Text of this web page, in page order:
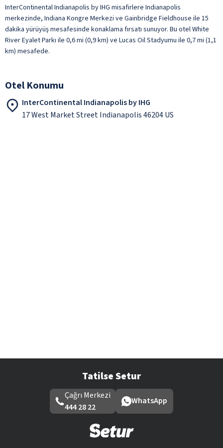
InterContinental Indianapolis by IHG misafirlere Indianapolis
merkezinde, Indiana Kongre Merkezi ve Gainbridge Fieldhouse ile 15
dakika yürüyüş mesafesinde konaklama fırsatı sunuyor. Bu otel White
River Eyalet Parkı ile 0,6 mi (0,9 km) ve Lucas Oil Stadyumu ile 0,7 mi (1,1
km) mesafede.
Otel Konumu
InterContinental Indianapolis by IHG
17 West Market Street Indianapolis 46204 US
Tatilse Setur
Çağrı Merkezi
444 28 22
WhatsApp